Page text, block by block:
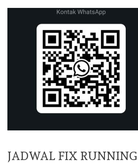
JADWAL FIX RUNNING